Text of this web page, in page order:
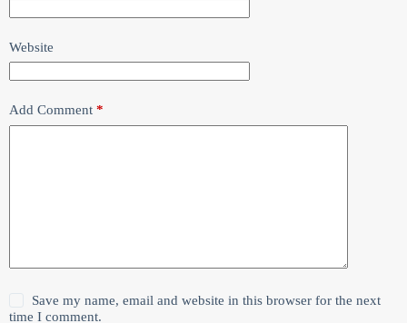
Website
Add Comment *
Save my name, email and website in this browser for the next
time I comment.